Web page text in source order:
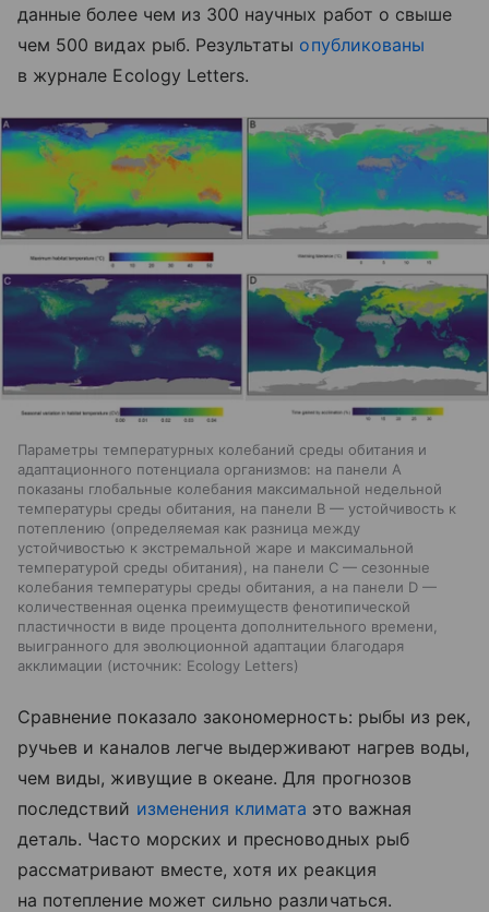
данные более чем из 300 научных работ о свыше
чем 500 видах рыб. Результаты опубликованы
в журнале Ecology Letters.
Параметры температурных колебаний среды обитания и
адаптационного потенциала организмов: на панели A
показаны глобальные колебания максимальной недельной
температуры среды обитания, на панели B — устойчивость к
потеплению (определяемая как разница между
устойчивостью к экстремальной жаре и максимальной
температурой среды обитания), на панели C — сезонные
колебания температуры среды обитания, а на панели D —
количественная оценка преимуществ фенотипической
пластичности в виде процента дополнительного времени,
выигранного для эволюционной адаптации благодаря
акклимации
источник: Ecology Letters
Сравнение показало закономерность: рыбы из рек,
ручьев и каналов легче выдерживают нагрев воды,
чем виды, живущие в океане. Для прогнозов
последствий изменения климата это важная
деталь. Часто морских и пресноводных рыб
рассматривают вместе, хотя их реакция
на потепление может сильно различаться.